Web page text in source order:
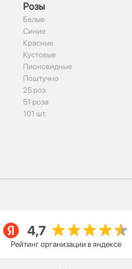
Рoзы
Белые
Синие
Красные
Кустовые
Пионовидные
Поштучно
25 роз
51 роза
101 шт.
Рейтинг организации в яндексе